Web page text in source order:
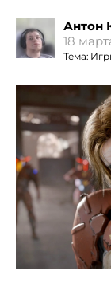
Антон
18
Тема: